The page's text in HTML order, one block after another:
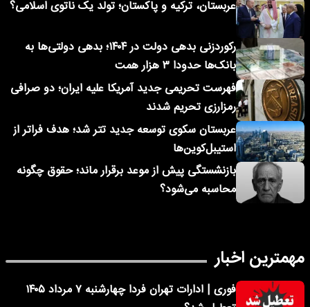
عربستان، ترکیه و پاکستان؛ تولد یک ناتوی اسلامی؟
رکوردزنی بدهی دولت در ۱۴۰۴؛ بدهی دولتی‌ها به
بانک‌ها حدودا ۳ هزار همت
فهرست تحریمی جدید آمریکا علیه ایران؛ دو صرافی
رمزارزی تحریم شدند
عربستان سکوی توسعه جدید تتر شد؛ هدف فراتر از
استیبل‌کوین‌ها
بازنشستگی پیش از موعد برقرار ماند؛ حقوق چگونه
محاسبه می‌شود؟
مهمترین اخبار
فوری | ادارات تهران فردا چهارشنبه ۷ مرداد ۱۴۰۵